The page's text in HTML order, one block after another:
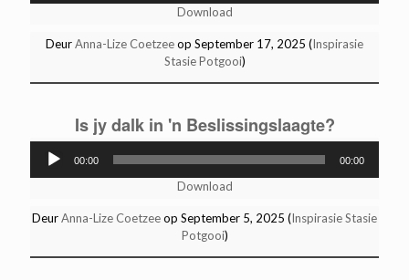
Download
DeurAnna-Lize Coetzeeop September 17, 2025 (Inspirasie
Stasie Potgooi)
Is jy dalk in 'n Beslissingslaagte?
Player
00:00 00:00
Download
DeurAnna-Lize Coetzeeop September 5, 2025 (Inspirasie Stasie
Potgooi)